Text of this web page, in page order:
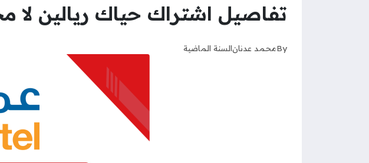
تفاصيل اشتراك حياك ريالين لا
Byمحمد عدنانالسنة الماضية